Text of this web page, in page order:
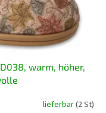
warm, höher,
lieferbar(2 St)